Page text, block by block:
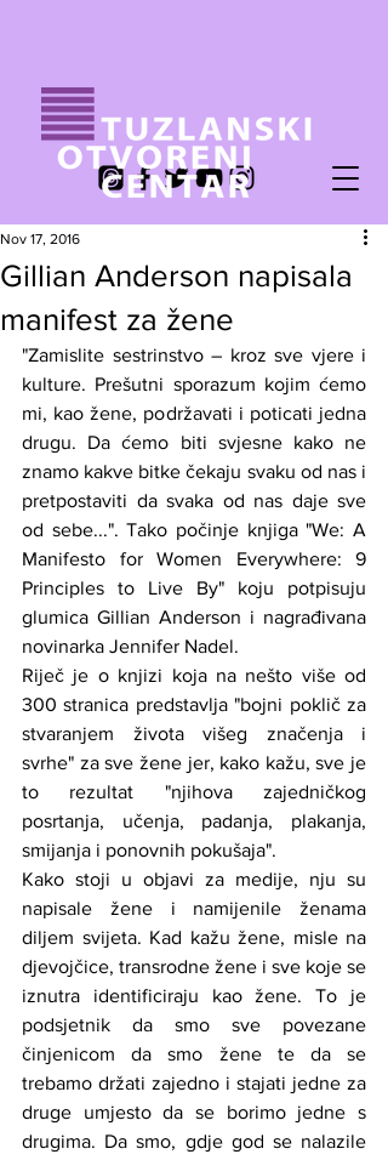
Gillian Anderson napisala
manifest za žene
Nov 17, 2016
"Zamislite sestrinstvo – kroz sve vjere i
kulture. Prešutni sporazum kojim ćemo
mi, kao žene, podržavati i poticati jedna
drugu. Da ćemo biti svjesne kako ne
znamo kakve bitke čekaju svaku od nas i
pretpostaviti da svaka od nas daje sve
od sebe...". Tako počinje knjiga "We: A
Manifesto for Women Everywhere: 9
Principles to Live By" koju potpisuju
glumica Gillian Anderson i nagrađivana
novinarka Jennifer Nadel.
Riječ je o knjizi koja na nešto više od
300 stranica predstavlja "bojni poklič za
stvaranjem života višeg značenja i
svrhe" za sve žene jer, kako kažu, sve je
to rezultat "njihova zajedničkog
posrtanja, učenja, padanja, plakanja,
smijanja i ponovnih pokušaja".
Kako stoji u objavi za medije, nju su
napisale žene i namijenile ženama
diljem svijeta. Kad kažu žene, misle na
djevojčice, transrodne žene i sve koje se
iznutra identificiraju kao žene. To je
podsjetnik da smo sve povezane
činjenicom da smo žene te da se
trebamo držati zajedno i stajati jedne za
druge umjesto da se borimo jedne s
drugima. Da smo, gdje god se nalazile